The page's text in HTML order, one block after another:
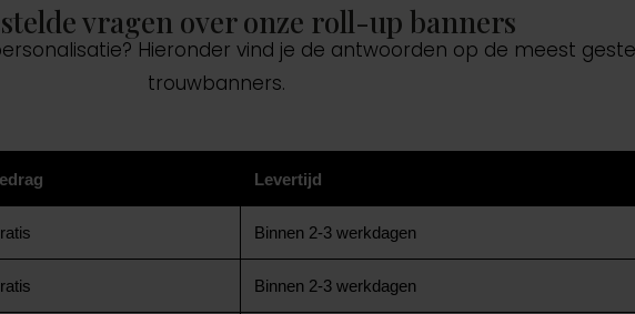
vragen over onze roll-up banners
Hieronder vind je de antwoorden op de meest
trouwbanners.
Levertijd
Binnen 2-3 werkdagen
Binnen 2-3 werkdagen